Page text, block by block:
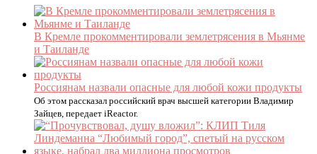
В Кремле прокомментировали землетрясения в Мьянме
и Таиланде
Россиянам назвали опасные для любой кожи продукты
Об этом рассказал российский врач высшей категории Владимир
Зайцев, передает iReactor.